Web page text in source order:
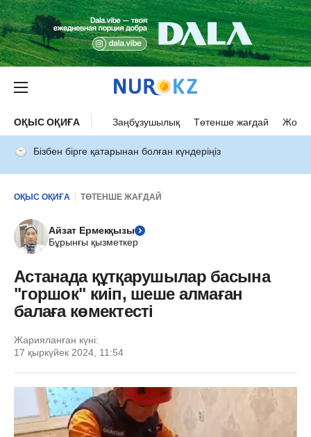
ОҚЫС ОҚИҒА Заңбұзушылық Төтенше жағдай Жол
Бізбен бірге қатарынан болған күндеріңіз
ОҚЫС ОҚИҒА ТӨТЕНШЕ ЖАҒДАЙ
Айзат Ермекқызы
Бұрынғы қызметкер
Астанада құтқарушылар басына
"горшок" киіп, шеше алмаған
балаға көмектесті
Жарияланған күні:
17 қыркүйек 2024, 11:54